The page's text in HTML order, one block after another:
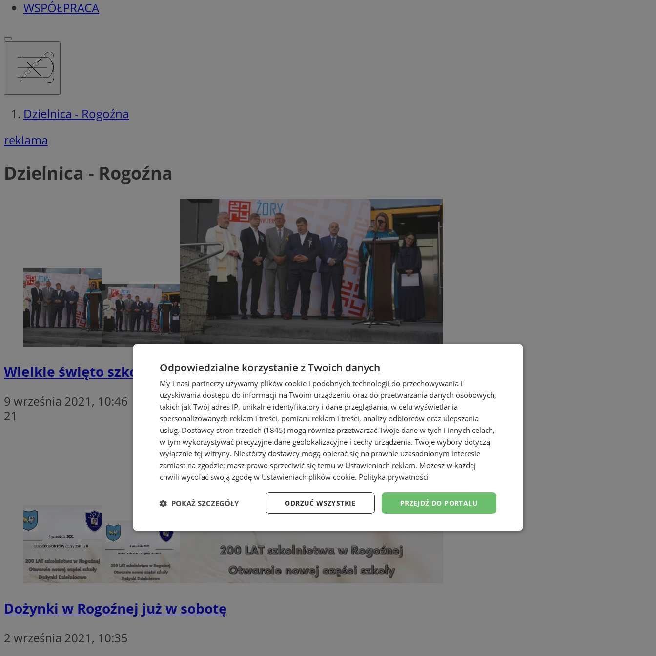
WSPÓŁPRACA
Dzielnica - Rogoźna
reklama
Dzielnica - Rogoźna
Wielkie święto szkolnictwa w Rogoźnej!
9 września 2021, 10:46
21
Dożynki w Rogoźnej już w sobotę
2 września 2021, 10:35
Odpowiedzialne korzystanie z Twoich danych
My i nasi partnerzy używamy plików cookie i podobnych technologii do przechowywania i
uzyskiwania dostępu do informacji na Twoim urządzeniu oraz do przetwarzania danych osobowych,
takich jak Twój adres IP, unikalne identyfikatory i dane przeglądania, w celu wyświetlania
spersonalizowanych reklam i treści, pomiaru reklam i treści, analizy odbiorców oraz ulepszania
usług. Dostawcy stron trzecich (1845) mogą również przetwarzać Twoje dane w tych i innych celach,
w tym wykorzystywać precyzyjne dane geolokalizacyjne i cechy urządzenia. Twoje wybory dotyczą
wyłącznie tej witryny. Niektórzy dostawcy mogą opierać się na prawnie uzasadnionym interesie
zamiast na zgodzie; masz prawo sprzeciwić się temu w Ustawieniach reklam. Możesz w każdej
chwili wycofać swoją zgodę w Ustawieniach plików cookie. Polityka prywatności
PRZEJDŹ DO PORTALU
ODRZUĆ WSZYSTKIE
POKAŻ SZCZEGÓŁY
Niezbędne Wydajność Targetowanie Funkcjonalność Niesklasyfikowane